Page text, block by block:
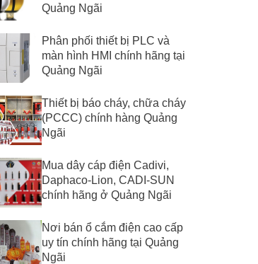
Quảng Ngãi
Phân phối thiết bị PLC và
màn hình HMI chính hãng tại
Quảng Ngãi
Thiết bị báo cháy, chữa cháy
(PCCC) chính hàng Quảng
Ngãi
Mua dây cáp điện Cadivi,
Daphaco-Lion, CADI-SUN
chính hãng ở Quảng Ngãi
Nơi bán ổ cắm điện cao cấp
uy tín chính hãng tại Quảng
Ngãi